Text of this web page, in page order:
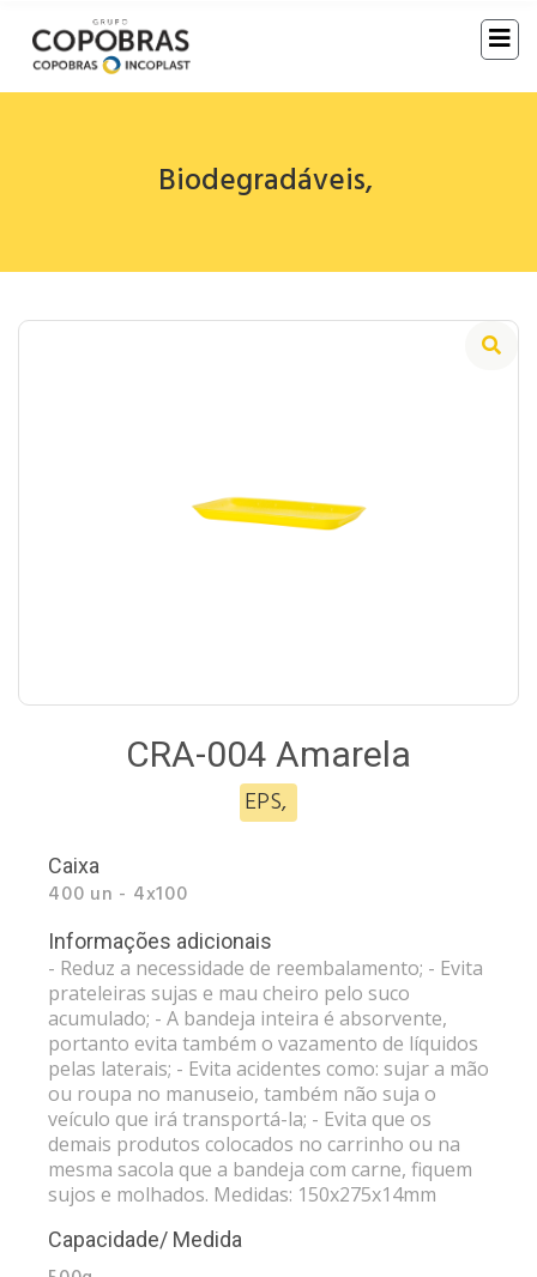
Biodegradáveis,
CRA-004 Amarela
EPS,
Caixa
400 un - 4x100
Informações adicionais
- Reduz a necessidade de reembalamento; - Evita
prateleiras sujas e mau cheiro pelo suco
acumulado; - A bandeja inteira é absorvente,
portanto evita também o vazamento de líquidos
pelas laterais; - Evita acidentes como: sujar a mão
ou roupa no manuseio, também não suja o
veículo que irá transportá-la; - Evita que os
demais produtos colocados no carrinho ou na
mesma sacola que a bandeja com carne, fiquem
sujos e molhados. Medidas: 150x275x14mm
Capacidade/ Medida